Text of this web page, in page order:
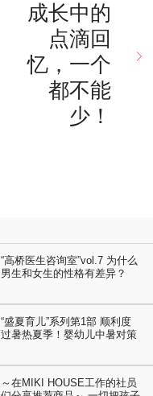
成长中的
点滴回
忆，一个
都不能
少！
“高桥医生咨询室”vol.7 为什么
男生和女生的性格有差异？
“盛夏育儿”系列第1部 顺利度
过暑热夏季！婴幼儿中暑对策
～在MIKI HOUSE工作的社员